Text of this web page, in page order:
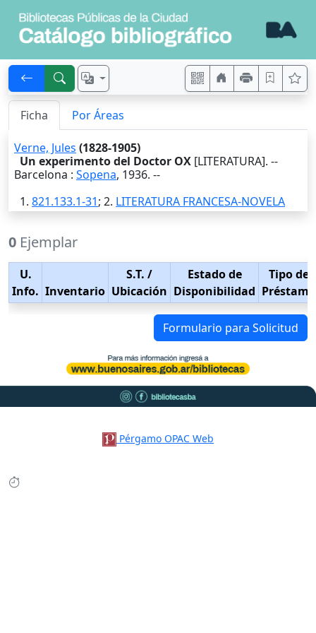
Ficha Por Áreas
Verne, Jules (1828-1905)
Un experimento del Doctor OX [LITERATURA]. --
Barcelona : Sopena, 1936. --
1. 821.133.1-31; 2. LITERATURA FRANCESA-NOVELA
0 Ejemplar
U.
Info. Inventario
S.T. /
Ubicación
Estado de
Disponibilidad
Tipo de
Préstamo
Formulario para Solicitud
Pérgamo OPAC Web